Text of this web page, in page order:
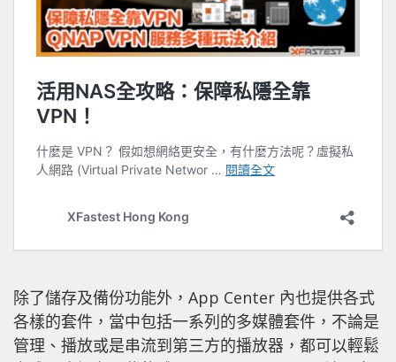
除了儲存及備份功能外，App Center 內也提供各式
各樣的套件，當中包括一系列的多媒體套件，不論是
管理、播放或是串流到第三方的播放器，都可以輕鬆